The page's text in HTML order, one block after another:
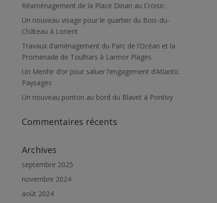
Réaménagement de la Place Dinan au Croisic
Un nouveau visage pour le quartier du Bois-du-
Château à Lorient
Travaux d’aménagement du Parc de l’Océan et la
Promenade de Toulhars à Larmor Plages
Un Menhir d’or pour saluer l’engagement d’Atlantic
Paysages
Un nouveau ponton au bord du Blavet à Pontivy
Commentaires récents
Archives
septembre 2025
novembre 2024
août 2024